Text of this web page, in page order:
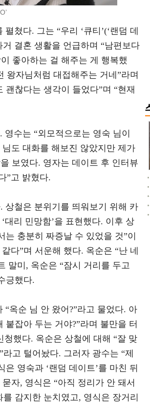
쳤다. 그는 “우리 ‘큐티’(‘랜덤 데
결혼 생활을 언급하며 “남편보다
좋아하는 걸 해주는 게 행복했
왕자님처럼 대접해주는 거네”라며
찮다는 생각이 들었다”며 “현재
영수는 “외모적으로는 영숙 님이
도 대화를 해보진 않았지만 제가
보였다. 영자는 데이트 후 인터뷰
”고 밝혔다.
상철은 분위기를 띄워보기 위해 카
리 민망함’을 표현했다. 이후 상
충분히 짜증날 수 있었을 것”이
다”며 서운해 했다. 옥순은 “난 네
말미, 옥순은 “잠시 거리를 두고
긍했다.
“옥순 님 안 왔어?”라고 물었다. 아
잡아 두는 거야?”라며 불만을 터
했다. 옥순은 상철에 대해 “잘 맞
고 털어놨다. 그러자 광수는 “제
영숙과 ‘랜덤 데이트’를 마친 뒤
자, 영식은 “아직 정리가 안 돼서
감지한 눈치였고, 영식은 장거리